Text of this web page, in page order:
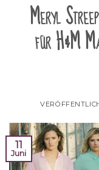
Meryl
für H&M
11
Juni